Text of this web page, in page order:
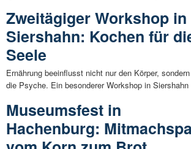
Zweitägiger Workshop in
Siershahn: Kochen für
Seele
Ernährung beeinflusst nicht nur den Körper,
die Psyche. Ein besonderer Workshop in Siershahn
Museumsfest in
Hachenburg: